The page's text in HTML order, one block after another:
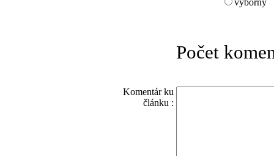
výborný
Počet
Komentár ku
článku :